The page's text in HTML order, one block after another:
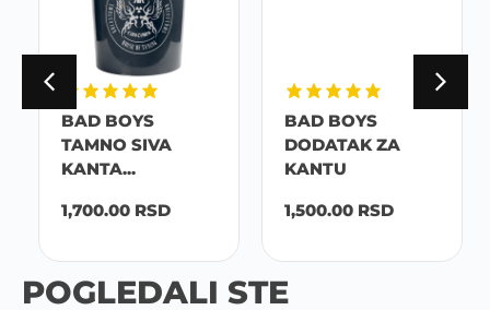
BAD BOYS
TAMNO SIVA
KANTA...
1,700.00RSD
BAD BOYS
DODATAK ZA
KANTU
1,500.00RSD
POGLEDALI STE